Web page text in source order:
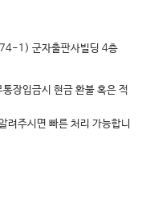
1) 군자출판사빌딩 4층
장입금시 현금 환불 혹은 적
려주시면 빠른 처리 가능합니